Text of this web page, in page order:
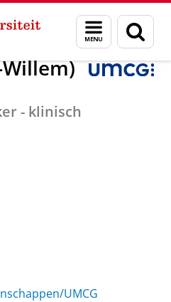
Menu
en
zoeken
(Jan-Willem) Alffenaar
Willem)
- klinisch
UMCG